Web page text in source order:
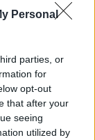
Personal
parties, or
for
opt-out
that after your
seeing
utilized by
επιστρέφει
CEO
ξεκίνησε το